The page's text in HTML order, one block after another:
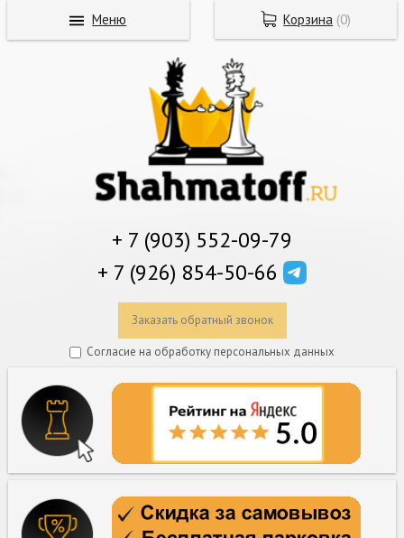
+ 7 (903) 552-09-79
+ 7 (926) 854-50-66
Заказать обратный звонок
Согласие на обработку персональных данных
Корзина (0)
Меню